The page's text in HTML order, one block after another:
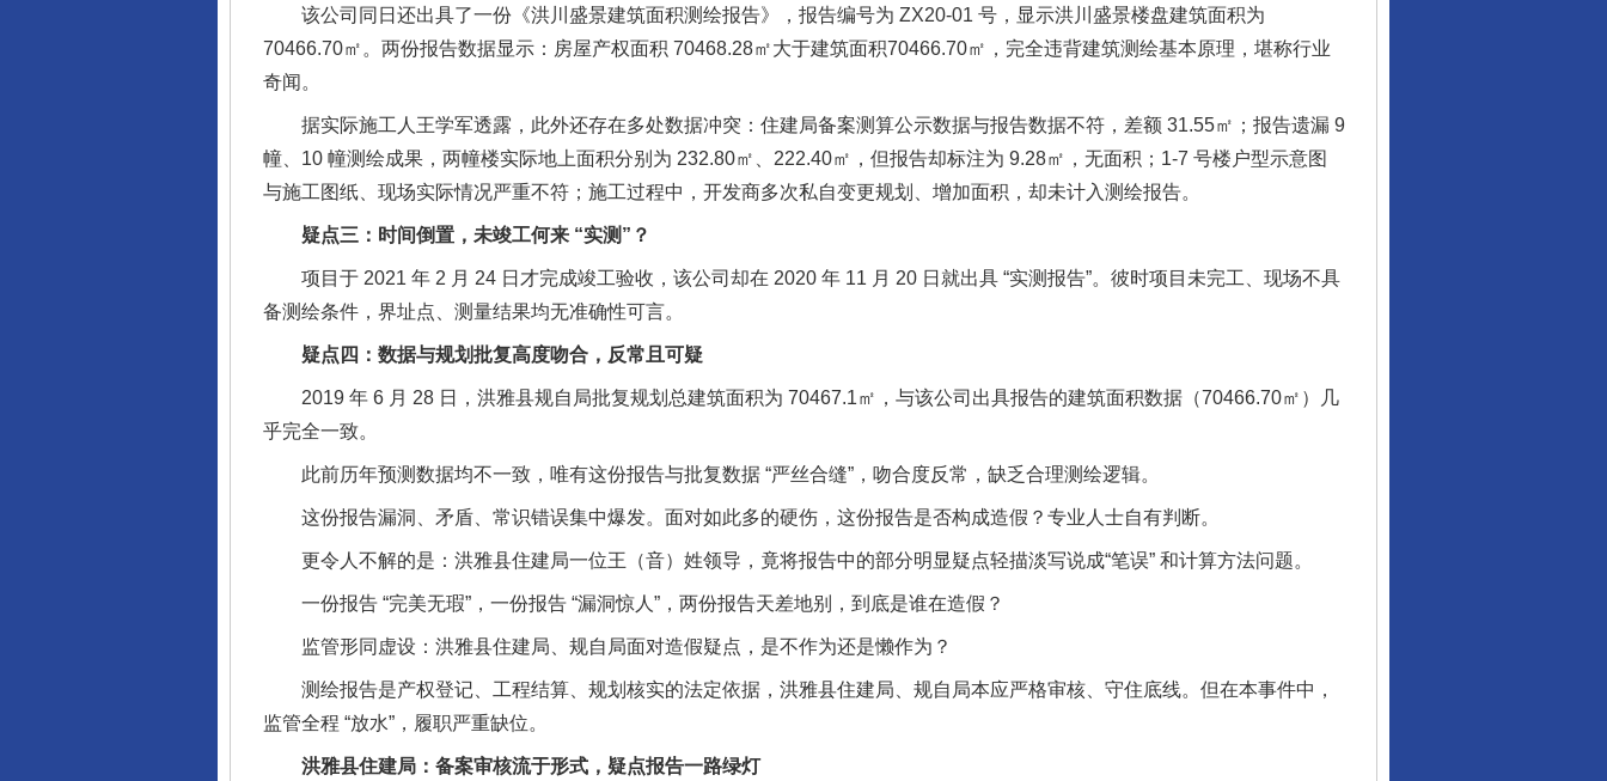
该公司同日还出具了一份《洪川盛景建筑面积测绘报告》，报告编号为 ZX20-01 号，显示洪川盛景楼盘建筑面积为
70466.70㎡。两份报告数据显示：房屋产权面积 70468.28㎡大于建筑面积70466.70㎡，完全违背建筑测绘基本原理，堪称行业
奇闻。
据实际施工人王学军透露，此外还存在多处数据冲突：住建局备案测算公示数据与报告数据不符，差额 31.55㎡；报告遗漏 9
幢、10 幢测绘成果，两幢楼实际地上面积分别为 232.80㎡、222.40㎡，但报告却标注为 9.28㎡，无面积；1-7 号楼户型示意图
与施工图纸、现场实际情况严重不符；施工过程中，开发商多次私自变更规划、增加面积，却未计入测绘报告。
疑点三：时间倒置，未竣工何来 “实测”？
项目于 2021 年 2 月 24 日才完成竣工验收，该公司却在 2020 年 11 月 20 日就出具 “实测报告”。彼时项目未完工、现场不具
备测绘条件，界址点、测量结果均无准确性可言。
疑点四：数据与规划批复高度吻合，反常且可疑
2019 年 6 月 28 日，洪雅县规自局批复规划总建筑面积为 70467.1㎡，与该公司出具报告的建筑面积数据（70466.70㎡）几
乎完全一致。
此前历年预测数据均不一致，唯有这份报告与批复数据 “严丝合缝”，吻合度反常，缺乏合理测绘逻辑。
这份报告漏洞、矛盾、常识错误集中爆发。面对如此多的硬伤，这份报告是否构成造假？专业人士自有判断。
更令人不解的是：洪雅县住建局一位王（音）姓领导，竟将报告中的部分明显疑点轻描淡写说成“笔误” 和计算方法问题。
一份报告 “完美无瑕”，一份报告 “漏洞惊人”，两份报告天差地别，到底是谁在造假？
监管形同虚设：洪雅县住建局、规自局面对造假疑点，是不作为还是懒作为？
测绘报告是产权登记、工程结算、规划核实的法定依据，洪雅县住建局、规自局本应严格审核、守住底线。但在本事件中，
监管全程 “放水”，履职严重缺位。
洪雅县住建局：备案审核流于形式，疑点报告一路绿灯